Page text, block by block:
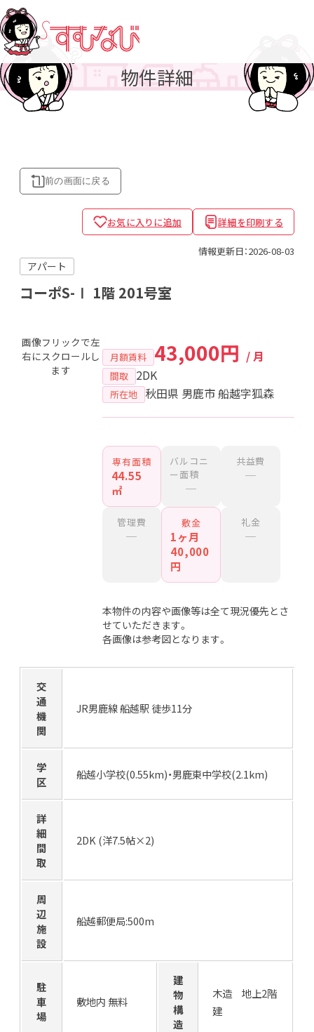
物件詳細
前の画面に戻る
お気に入りに追加 詳細を印刷する
情報更新日：2026-08-03
アパート
コーポS-Ⅰ 1階 201号室
月額賃料 43,000円 / 月
間取 2DK
所在地 秋田県 男鹿市 船越字狐森
専有面積
44.55
㎡
バルコニ
ー面積
─
共益費
─
管理費
─
敷金
1ヶ月
40,000
円
礼金
─
本物件の内容や画像等は全て現況優先とさ
せていただきます。
各画像は参考図となります。
画像フリックで左
右にスクロールし
ます
交
通
機
関
JR男鹿線 船越駅 徒歩11分
学
区
船越小学校(0.55km)・男鹿東中学校(2.1km)
詳
細
間
取
2DK (洋7.5帖×2)
周
辺
施
設
船越郵便局:500m
駐
車
場
敷地内 無料
建
物
構
造
木造 地上2階
建